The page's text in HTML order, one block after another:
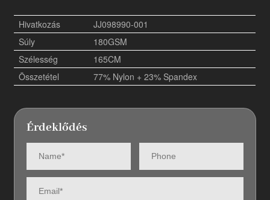
Hivatkozás
JJ098990-001
Súly
180GSM
Szélesség
165CM
Összetétel
77% Nylon + 23% Spandex
Érdeklődés